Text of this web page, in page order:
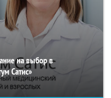
на выбор в
Сатис»